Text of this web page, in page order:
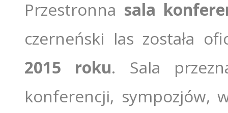
Przestronna sala
czerneński las została
2015 roku. Sala
konferencji, sympozjów,